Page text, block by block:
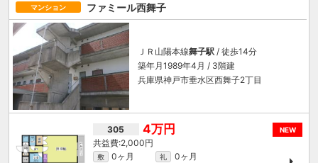
マンション ファミール西舞子
ＪＲ山陽本線舞子駅 / 徒歩14分
築年月1989年4月 / 3階建
兵庫県神戸市垂水区西舞子2丁目
NEW
305 4万円
2,000円
敷 0ヶ月 礼
0ヶ月